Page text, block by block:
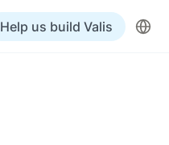
Help us build Valis